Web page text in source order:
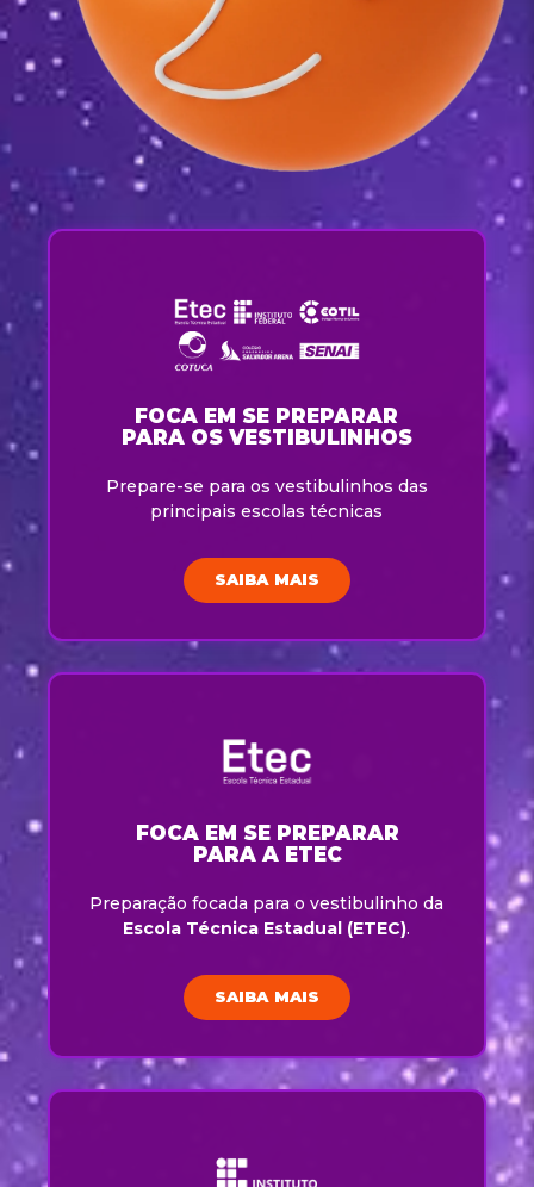
FOCA EM SE PREPARAR
PARA OS VESTIBULINHOS
Prepare-se para os vestibulinhos das
principais escolas técnicas
SAIBA MAIS
FOCA EM SE PREPARAR
PARA A ETEC
Preparação focada para o vestibulinho da
Escola Técnica Estadual (ETEC).
SAIBA MAIS